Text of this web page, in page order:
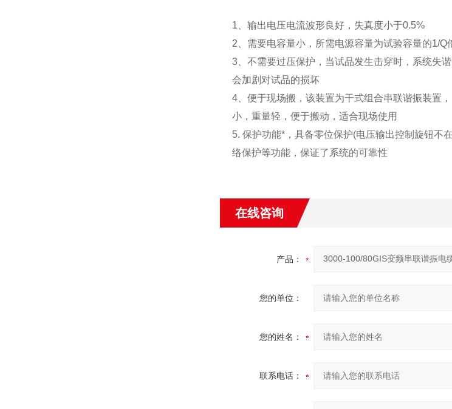
1、输出电压电流波形良好，失真度小于0.5%
2、需要电容量小，所需电源容量为试验容量的1/Q
3、不需要过压保护，当试品发生击穿时，系统失
会加剧对试品的损坏
4、便于现场搬，该装置为干式组合串联谐振装置
小，重量轻，便于搬动，适合现场使用
5. 保护功能*，具备零位保护(电压输出控制旋钮不
络保护等功能，保证了系统的可靠性
在线咨询
产品：
您的单位：
您的姓名：
联系电话：